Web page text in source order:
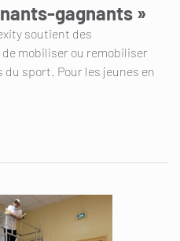
gagnants »
soutient des
mobiliser ou remobiliser
sport. Pour les jeunes en